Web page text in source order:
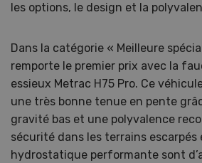
les options, le design et la
Dans la catégorie « Meilleure
remporte le premier prix avec la
essieux Metrac H75 Pro. Ce
une très bonne tenue en pente
gravité bas et une polyvalence
sécurité dans les terrains escarpés
hydrostatique performante sont